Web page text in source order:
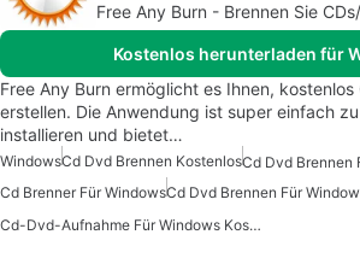
Free Any Burn - Brennen Sie
Kostenlos herunterladen für
Free Any Burn ermöglicht es Ihnen, kostenlos
erstellen. Die Anwendung ist super einfach
installieren und bietet…
WindowsCd Dvd Brennen Kostenlos
Cd Brenner Für WindowsCd Dvd Brennen Für
Cd-Dvd-Aufnahme Für Windows Kostenlos